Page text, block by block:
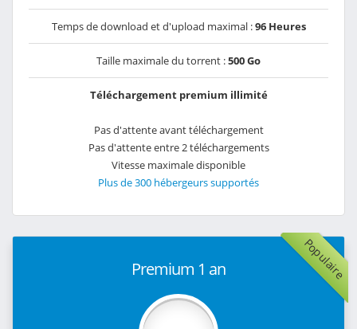
Temps de download et d'upload maximal :96 Heures
Taille maximale du torrent :500 Go
Téléchargement premium illimité
Pas d'attente avant téléchargement
Pas d'attente entre 2 téléchargements
Vitesse maximale disponible
Plus de 300 hébergeurs supportés
Populaire
Premium 1 an